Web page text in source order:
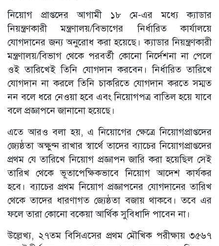
নিয়োগ প্রাপ্তদের আগামী ১৮ মে-এর মধ্যে ক্যাডার
নিয়ন্ত্রণকারী মন্ত্রণালয়/বিভাগের নির্ধারিত কার্যালয়ে
যোগদানের জন্য অনুরোধ করা হয়েছে। ক্যাডার নিয়ন্ত্রণকারী
মন্ত্রণালয়/বিভাগ থেকে পরবর্তী কোনো নির্দেশনা না পেলে
ওই তারিখেই তিনি যোগদান করবেন। নির্ধারিত তারিখে
যোগদান না করলে তিনি চাকরিতে যোগদান করতে সম্মত
নন বলে ধরে নেওয়া হবে এবং নিয়োগপত্র বাতিল হয়ে যাবে
বলে প্রজ্ঞাপনে জানানো হয়েছে।
এতে আরও বলা হয়, এ নিয়োগের ক্ষেত্রে নিয়োগপ্রাপ্তদের
জ্যেষ্ঠতা অক্ষুণ্ন রাখার স্বার্থে তাদের ব্যাচের নিয়োগপ্রাপ্তদের
প্রথম যে তারিখে নিয়োগ প্রজ্ঞাপন জারি করা হয়েছিল সেই
তারিখ থেকে ভূতাপেক্ষিকভাবে নিয়োগ আদেশ কার্যকর
হবে। ব্যাচের প্রথম নিয়োগ প্রজ্ঞাপনের যোগদানের তারিখ
থেকে তাদের ধারণাগত জ্যেষ্ঠতা বজায় থাকবে। তবে এর
ফলে তারা কোনো বকেয়া আর্থিক সুবিধাদি পাবেন না।
উল্লেখ্য, ২৭তম বিসিএসের প্রথম মৌখিক পরীক্ষায় ৩৫৬৭